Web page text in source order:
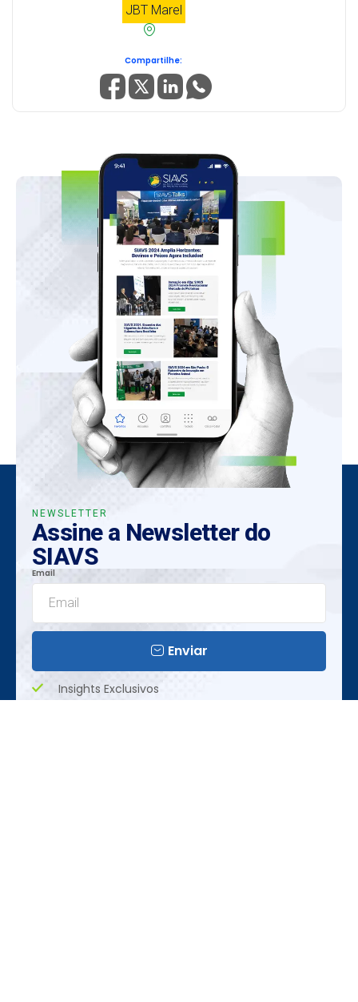
JBT Marel
Compartilhe:
NEWSLETTER
Assine a Newsletter do
SIAVS
Email
Enviar
Insights Exclusivos